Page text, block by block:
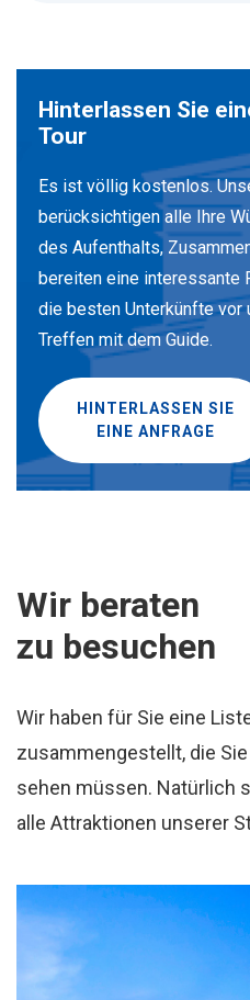
Hinterlassen Sie
Tour
Es ist völlig kostenlos.
berücksichtigen alle Ihre
des Aufenthalts,
bereiten eine interessante
die besten Unterkünfte vor
Treffen mit dem Guide.
HINTERLASSEN SIE
EINE ANFRAGE
Wir beraten
zu besuchen
Wir haben für Sie eine
zusammengestellt, die
sehen müssen. Natürlich
alle Attraktionen unserer